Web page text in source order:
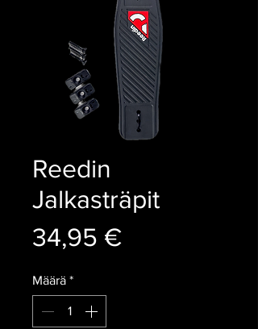
Reedin
Jalkasträpit
34,95 €Hinta
Määrä *